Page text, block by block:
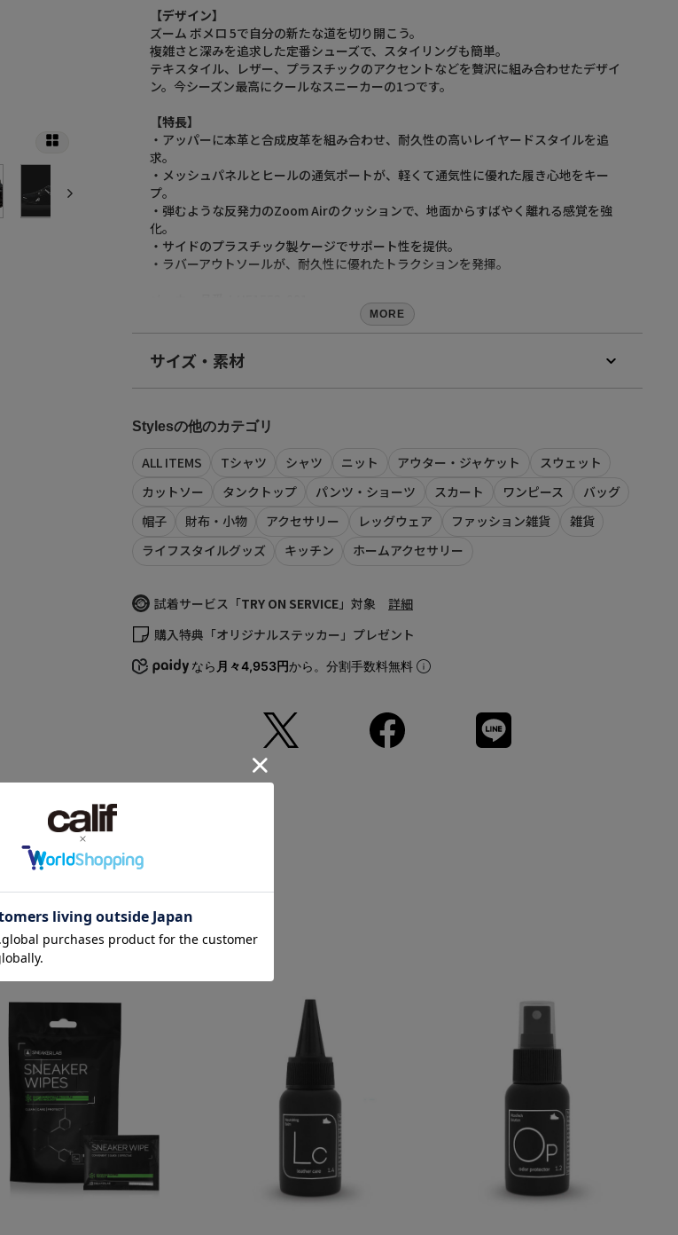
【デザイン】
ズーム ボメロ 5で自分の新たな道を切り開こう。
複雑さと深みを追求した定番シューズで、スタイリングも簡単。
テキスタイル、レザー、プラスチックのアクセントなどを贅沢に組み合わせたデザイ
ン。今シーズン最高にクールなスニーカーの1つです。
【特長】
・アッパーに本革と合成皮革を組み合わせ、耐久性の高いレイヤードスタイルを追
求。
・メッシュパネルとヒールの通気ポートが、軽くて通気性に優れた履き心地をキー
プ。
・弾むような反発力のZoom Airのクッションで、地面からすばやく離れる感覚を強
化。
・サイドのプラスチック製ケージでサポート性を提供。
・ラバーアウトソールが、耐久性に優れたトラクションを発揮。
【NIKE(ナイキ)】
アメリカ合衆国オレゴン州に本社を置く、スニーカーやスポーツウェアなどスポーツ
関連商品を扱うトップスポーツブランドとして知られる世界的企業。
ニューヨーク証券取引所に上場。イノベーションを意識した商品展開により、今や世
完売カラーは「再入荷」登録がオススメ！
再入荷時にメールまたはLINEでお知らせいたします。
※メールでの再入荷は、会員登録が必要となります
※LINEでの再入荷は、calif LINE公式アカウントの友だち追加が必要となります。
・画像の商品は光の照射や角度により、実物と色味が異なる場合がございます。
い。
等が若干異なる場合がございます。
・予約商品など一部商品につきましては、生産の都合上、お届け時期が前後する場合
返品について
MORE
サイズ・素材
アッパー：合成繊維 天然皮革 合成樹脂 ソール：ラバー
原産国
ベトナム
商品コード
128243052054
（店舗でお問い合わせの際には、上記品番をお伝え下さい。）
Stylesの他のカテゴリ
ALL ITEMS Tシャツ シャツ ニット アウター・ジャケット
スウェット
カットソー
タンクトップ パンツ・ショーツ スカート ワンピース
バッグ
帽子
財布・小物 アクセサリー レッグウェア ファッション雑貨
雑貨
ライフスタイルグッズ
キッチン ホームアクセサリー
試着サービス「TRY ON SERVICE 」対象 詳細
購入特典「オリジナルステッカー」プレゼント
なら 月々4,953円から。分割手数料無料
SHOE CARE